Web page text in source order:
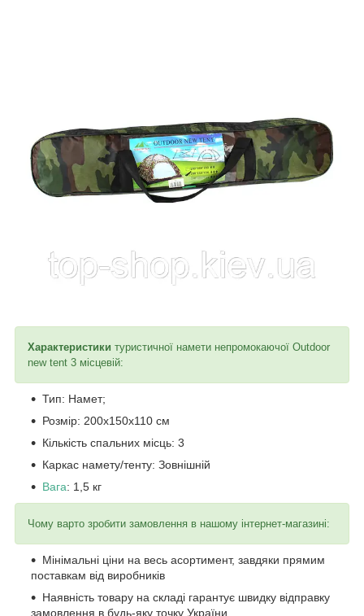
Характеристики туристичної намети непромокаючої Outdoor
new tent 3 місцевій:
Тип: Намет;
Розмір: 200х150х110 см
Кількість спальних місць: 3
Каркас намету/тенту: Зовнішній
Вага: 1,5 кг
Чому варто зробити замовлення в нашому інтернет-магазині:
Мінімальні ціни на весь асортимент, завдяки прямим
поставкам від виробників
Наявність товару на складі гарантує швидку відправку
замовлення в будь-яку точку України.